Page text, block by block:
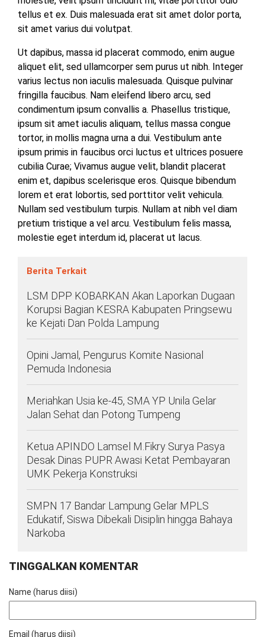
tellus et ex. Duis malesuada erat sit amet dolor porta,
sit amet varius dui volutpat.
Ut dapibus, massa id placerat commodo, enim augue
aliquet elit, sed ullamcorper sem purus ut nibh. Integer
varius lectus non iaculis malesuada. Quisque pulvinar
fringilla faucibus. Nam eleifend libero arcu, sed
condimentum ipsum convallis a. Phasellus tristique,
ipsum sit amet iaculis aliquam, tellus massa congue
tortor, in mollis magna urna a dui. Vestibulum ante
ipsum primis in faucibus orci luctus et ultrices posuere
cubilia Curae; Vivamus augue velit, blandit placerat
enim et, dapibus scelerisque eros. Quisque bibendum
lorem et erat lobortis, sed porttitor velit vehicula.
Nullam sed vestibulum turpis. Nullam at nibh vel diam
pretium tristique a vel arcu. Vestibulum felis massa,
molestie eget interdum id, placerat ut lacus.
Berita Terkait
LSM DPP KOBARKAN Akan Laporkan Dugaan
Korupsi Bagian KESRA Kabupaten Pringsewu
ke Kejati Dan Polda Lampung
Opini Jamal, Pengurus Komite Nasional
Pemuda Indonesia
Meriahkan Usia ke-45, SMA YP Unila Gelar
Jalan Sehat dan Potong Tumpeng
Ketua APINDO Lamsel M.Fikry Surya Pasya
Desak Dinas PUPR Awasi Ketat Pembayaran
UMK Pekerja Konstruksi
SMPN 17 Bandar Lampung Gelar MPLS
Edukatif, Siswa Dibekali Disiplin hingga Bahaya
Narkoba
TINGGALKAN KOMENTAR
Name (harus diisi)
Email (harus diisi)